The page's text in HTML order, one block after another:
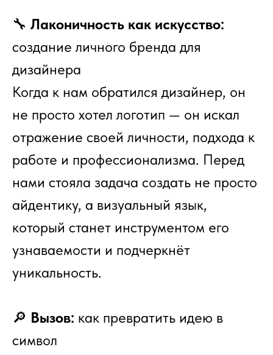
🔧 Лаконичность как искусство:
создание личного бренда для
дизайнера
Когда к нам обратился дизайнер, он
не просто хотел логотип — он искал
отражение своей личности, подхода к
работе и профессионализма. Перед
нами стояла задача создать не просто
айдентику, а визуальный язык,
который станет инструментом его
узнаваемости и подчеркнёт
уникальность.
🔎 Вызов: как превратить идею в
символ